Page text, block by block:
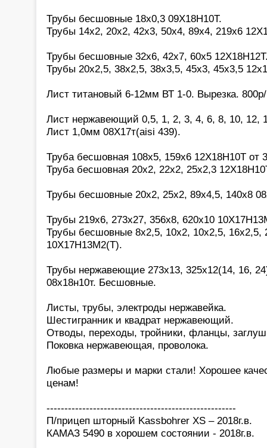
Трубы бесшовные 18х0,3 09Х18Н10Т.
Трубы 14х2, 20х2, 42х3, 50х4, 89х4, 219х6
Трубы бесшовные 32х6, 42х7, 60х5
Трубы 20х2,5, 38х2,5, 38х3,5, 45х3, 45х3,5
Лист титановый 6-12мм ВТ 1-0. Вырезка.
Лист нержавеющий 0,5, 1, 2, 3, 4, 6, 8, 10, 12,
Лист 1,0мм 08Х17т(aisi 439).
Труба бесшовная 108х5, 159х6 12Х18Н10Т от
Труба бесшовная 20х2, 22х2, 25х2,3
Трубы бесшовные 20х2, 25х2, 89х4,5, 140х8
Трубы 219х6, 273х27, 356х8, 620х10
Трубы бесшовные 8х2,5, 10х2, 10х2,5, 16х2,5,
10Х17Н13М2(Т).
Трубы нержавеющие 273х13, 325х12(14, 16,
08х18н10т. Бесшовные.
Листы, трубы, электроды нержавейка.
Шестигранник и квадрат нержавеющий.
Отводы, переходы, тройники, фланцы,
Поковка нержавеющая, проволока.
Любые размеры и марки стали! Хорошее
ценам!
-----------------------------------------------------
П/прицеп шторный Kassbohrer XS – 2018г.в.
КАМАЗ 5490 в хорошем состоянии - 2018г.в.